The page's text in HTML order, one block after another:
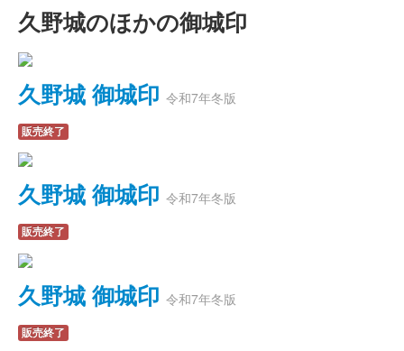
久野城のほかの御城印
久野城 御城印 令和7年冬版
販売終了
久野城 御城印 令和7年冬版
販売終了
久野城 御城印 令和7年冬版
販売終了